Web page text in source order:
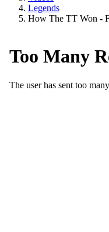
Legends
How The TT Won -